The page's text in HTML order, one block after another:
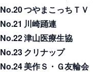
No.20 つやまこっちＴＶ
No.21 川崎踊連
No.22 津山医療生協
No.23 クリナップ
No.24 美作Ｓ・Ｇ友輪会